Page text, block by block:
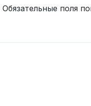
Обязательные поля